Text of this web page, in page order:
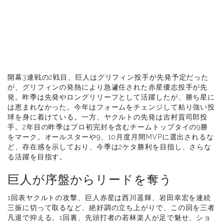
開幕3連戦の2戦目、巨人はグリフィン投手が先発予定だった
が、グリフィンの発熱により急遽任された赤星優志投手が先
発。昨季は先発やロングリリーフとして活躍したが、勝ち星に
は恵まれなかった。今年はフォームをチェンジして粘り強い投
球を身に着けている。一方、ヤクルトの先発は吉村貢司郎投
手。2年目の昨季はプロ初完封を含むチームトップタイの9勝
をマーク。オールスターや9、10月度月間MVPに選出されるな
ど、存在感を示しており、今季は2ケタ勝利を目指し、さらな
る活躍を目指す。
巨人が序盤からリードを奪う
1回表ヤクルトの攻撃、巨人赤星は西川遥輝、岩田幸宏を連続
三振に切って取るなど、絶好調の立ち上がりで、この回を三者
凡退で抑える。1回裏、先頭打者の若林楽人が足で魅せ、ショ